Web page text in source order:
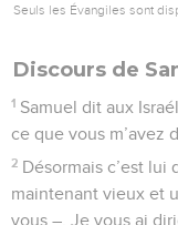
Seuls les Évangiles sont
Discours de
1 Samuel dit aux
ce que vous m’avez
2 Désormais c’est lui
maintenant vieux et
vous –. Je vous ai